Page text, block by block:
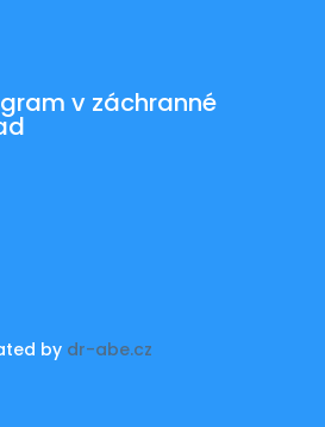
v záchranné
by dr-abe.cz